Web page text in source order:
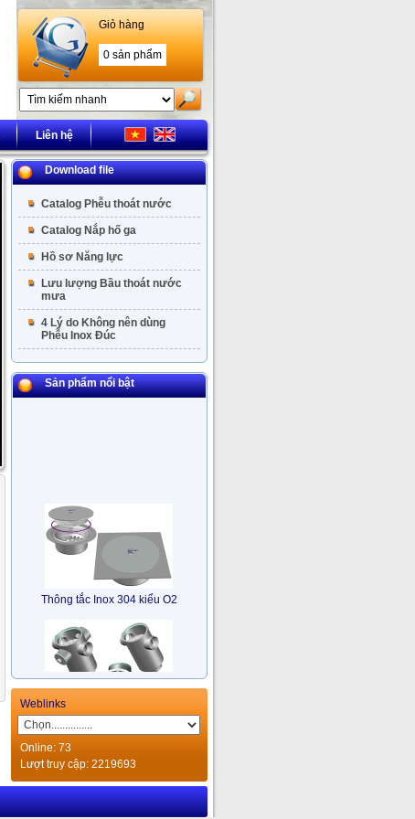
Giỏ hàng
0 sản phẩm
Liên hệ
Download file
Catalog Phễu thoát nước
Catalog Nắp hố ga
Hồ sơ Năng lực
Lưu lượng Bầu thoát nước
mưa
4 Lý do Không nên dùng
Phễu Inox Đúc
Sản phẩm nổi bật
Thông tắc Inox 304 kiểu O2
Bẫy Nước Nhiều Hướng Inox
304 kiểu TM
Weblinks
Online: 73
Lượt truy cập: 2219693